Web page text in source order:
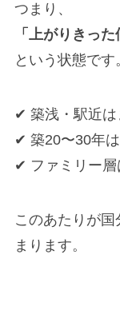
つまり、
「上がりきっ
という状態です
✔ 築浅・駅近は
✔ 築20〜30年
✔ ファミリー層
このあたりが
まります。